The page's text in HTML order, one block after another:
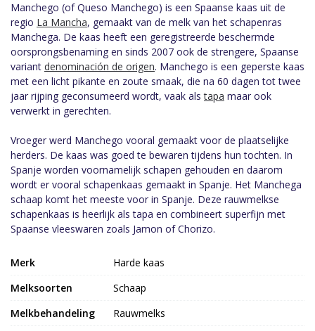
Manchego (of Queso Manchego) is een Spaanse kaas uit de
regio La Mancha, gemaakt van de melk van het schapenras
Manchega. De kaas heeft een geregistreerde beschermde
oorsprongsbenaming en sinds 2007 ook de strengere, Spaanse
variant denominación de origen. Manchego is een geperste kaas
met een licht pikante en zoute smaak, die na 60 dagen tot twee
jaar rijping geconsumeerd wordt, vaak alstapa maar ook
verwerkt in gerechten.
Vroeger werd Manchego vooral gemaakt voor de plaatselijke
herders. De kaas was goed te bewaren tijdens hun tochten. In
Spanje worden voornamelijk schapen gehouden en daarom
wordt er vooral schapenkaas gemaakt in Spanje. Het Manchega
schaap komt het meeste voor in Spanje. Deze rauwmelkse
schapenkaas is heerlijk als tapa en combineert superfijn met
Spaanse vleeswaren zoals Jamon of Chorizo.
Merk
Harde kaas
Melksoorten
Schaap
Melkbehandeling
Rauwmelks